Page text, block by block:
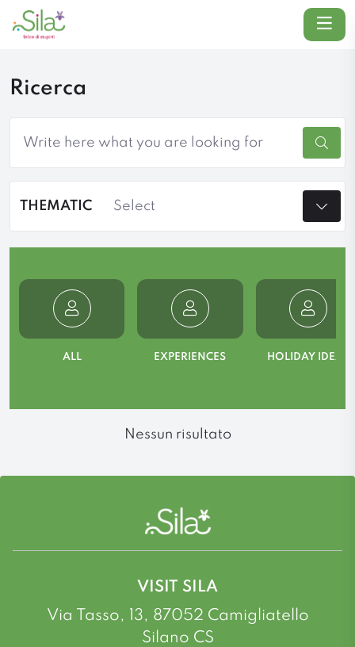
Menu
Ricerca
Cerca
THEMATIC
ALL EXPERIENCES HOLIDAY IDEAS
Nessun risultato
VISIT SILA
Via Tasso, 13, 87052 Camigliatello
Silano CS